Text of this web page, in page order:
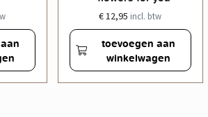
€ 12,95 incl. btw
toevoegen aan
winkelwagen